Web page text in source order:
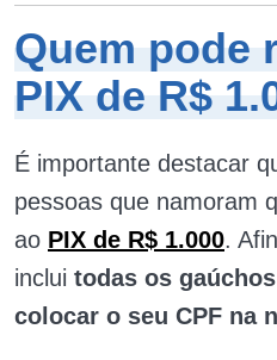
Quem pode
PIX de R$
É importante destacar
pessoas que namoram
ao PIX de R$ 1.000.
inclui todas os
colocar o seu CPF na